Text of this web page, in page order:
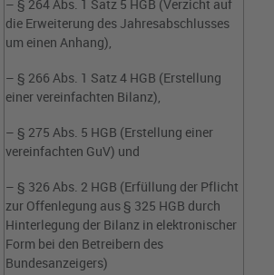
– § 264 Abs. 1 Satz 5 HGB (Verzicht auf
die Erweiterung des Jahresabschlusses
um einen Anhang),
– § 266 Abs. 1 Satz 4 HGB (Erstellung
einer vereinfachten Bilanz),
– § 275 Abs. 5 HGB (Erstellung einer
vereinfachten GuV) und
– § 326 Abs. 2 HGB (Erfüllung der Pflicht
zur Offenlegung aus § 325 HGB durch
Hinterlegung der Bilanz in elektronischer
Form bei den Betreibern des
Bundesanzeigers)